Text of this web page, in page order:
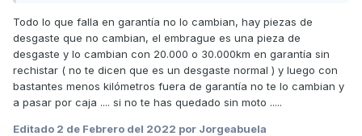
Todo lo que falla en garantía no lo cambian, hay piezas de
desgaste que no cambian, el embrague es una pieza de
desgaste y lo cambian con 20.000 o 30.000km en garantía sin
rechistar ( no te dicen que es un desgaste normal ) y luego con
bastantes menos kilómetros fuera de garantía no te lo cambian y
a pasar por caja .... si no te has quedado sin moto .....
Editado 2 de Febrero del 2022 por Jorgeabuela